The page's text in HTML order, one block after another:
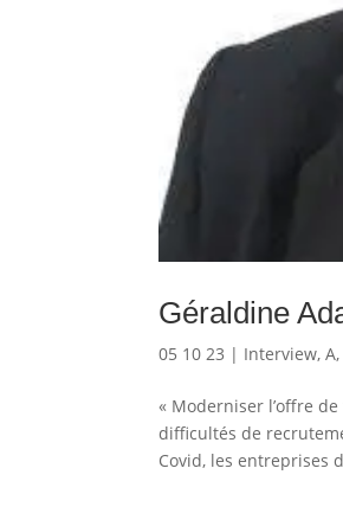
Géraldine
05 10 23 | Interview,A,
« Moderniser l’offre
difficultés de
Covid, les entreprises